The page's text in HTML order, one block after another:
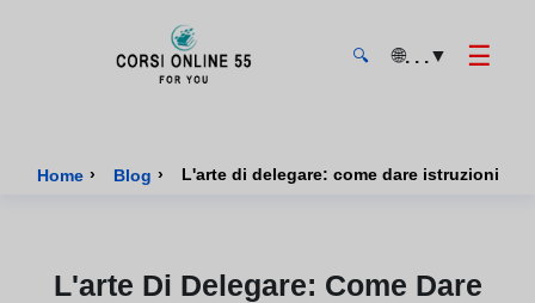
🔍 🌐. . .▼ ☰
Home › Blog › L'arte di delegare: come dare istruzioni
L'arte Di Delegare: Come Dare